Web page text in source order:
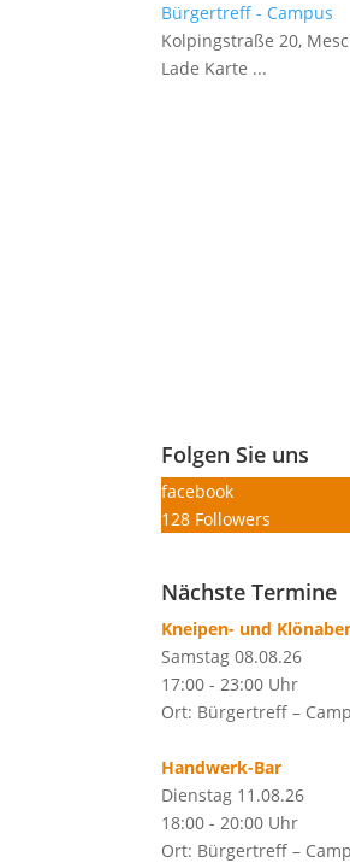
Bürgertreff - Campus
Kolpingstraße 20,
Lade Karte ...
Folgen Sie uns
facebook
128 Followers
Nächste Termine
Kneipen- und
Samstag 08.08.26
17:00 - 23:00 Uhr
Ort: Bürgertreff –
Handwerk-Bar
Dienstag 11.08.26
18:00 - 20:00 Uhr
Ort: Bürgertreff –